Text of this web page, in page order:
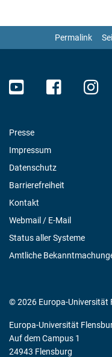
Permalink
Presse
Impressum
Datenschutz
Barrierefreiheit
Kontakt
Webmail / E-Mail
Status aller Systeme
Amtliche
© 2026 Europa-Universität
Europa-Universität
Auf dem Campus 1
24943 Flensburg